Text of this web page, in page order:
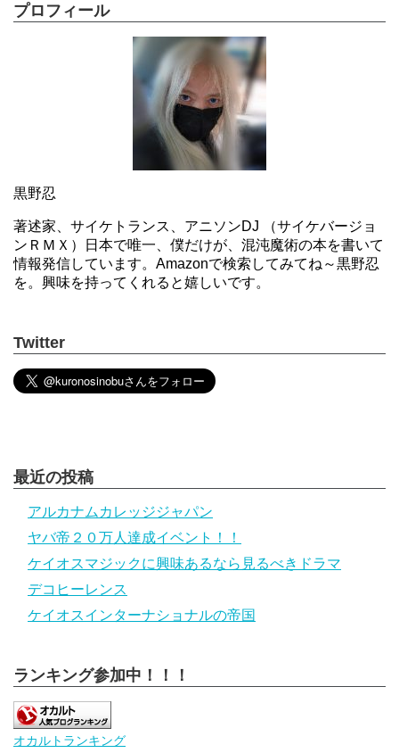
プロフィール
黒野忍
著述家、サイケトランス、アニソンDJ （サイケバージョ
ンＲＭＸ）日本で唯一、僕だけが、混沌魔術の本を書いて
情報発信しています。Amazonで検索してみてね～黒野忍
を。興味を持ってくれると嬉しいです。
Twitter
最近の投稿
アルカナムカレッジジャパン
ヤバ帝２０万人達成イベント！！
ケイオスマジックに興味あるなら見るべきドラマ
デコヒーレンス
ケイオスインターナショナルの帝国
ランキング参加中！！！
オカルトランキング